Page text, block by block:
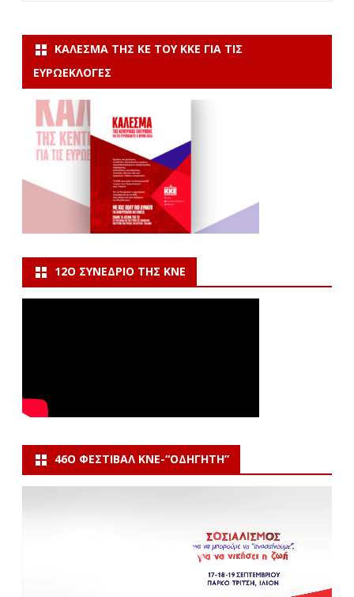
ΚΆΛΕΣΜΑ ΤΗΣ ΚΕ ΤΟΥ ΚΚΕ ΓΙΑ ΤΙΣ
ΕΥΡΩΕΚΛΟΓΈΣ
12Ο ΣΥΝΈΔΡΙΟ ΤΗΣ ΚΝΕ
46Ο ΦΕΣΤΙΒΆΛ ΚΝΕ-“ΟΔΗΓΗΤΗ”
Πρόγραμμα